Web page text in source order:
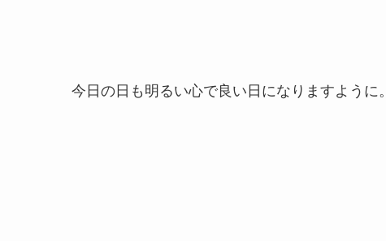
今日の日も明るい心で良い日になりますように。